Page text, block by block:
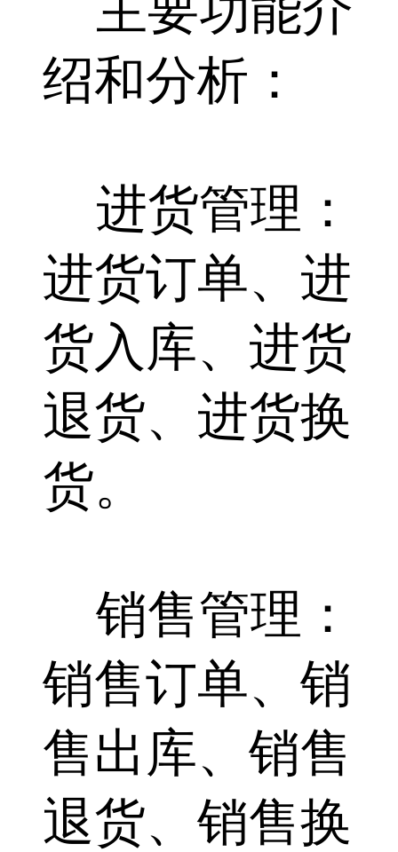
绍和分析：
进货管理：
进货订单、进
货入库、进货
退货、进货换
货。
销售管理：
销售订单、销
售出库、销售
退货、销售换